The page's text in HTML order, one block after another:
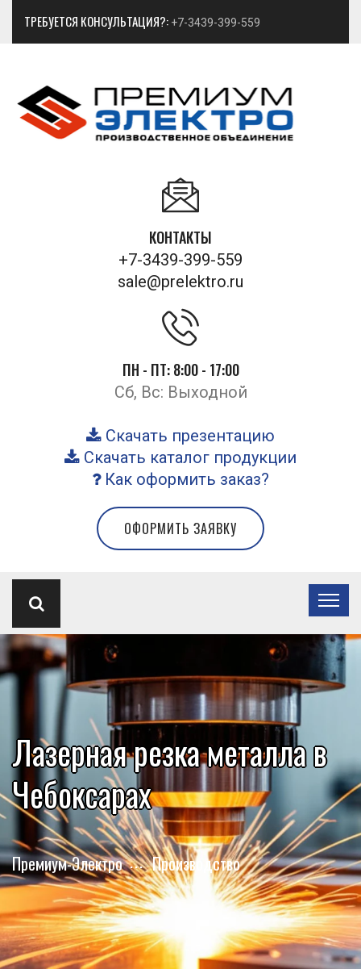
ТРЕБУЕТСЯ КОНСУЛЬТАЦИЯ?: +7-3439-399-559
КОНТАКТЫ
+7-3439-399-559
sale@prelektro.ru
ПН - ПТ: 8:00 - 17:00
Сб, Вс: Выходной
Скачать презентацию
Скачать каталог продукции
Как оформить заказ?
ОФОРМИТЬ ЗАЯВКУ
Лазерная резка металла в
Чебоксарах
Премиум-Электро Производство